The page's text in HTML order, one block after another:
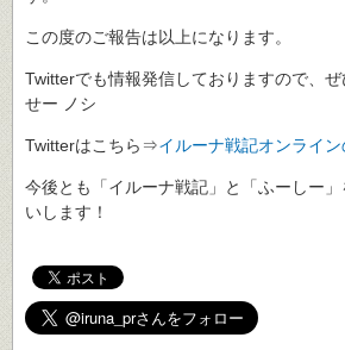
この度のご報告は以上になります。
Twitterでも情報発信しておりますので、
せー ノシ
Twitterはこちら⇒イルーナ戦記オンライ
今後とも「イルーナ戦記」と「ふーしー
いします！